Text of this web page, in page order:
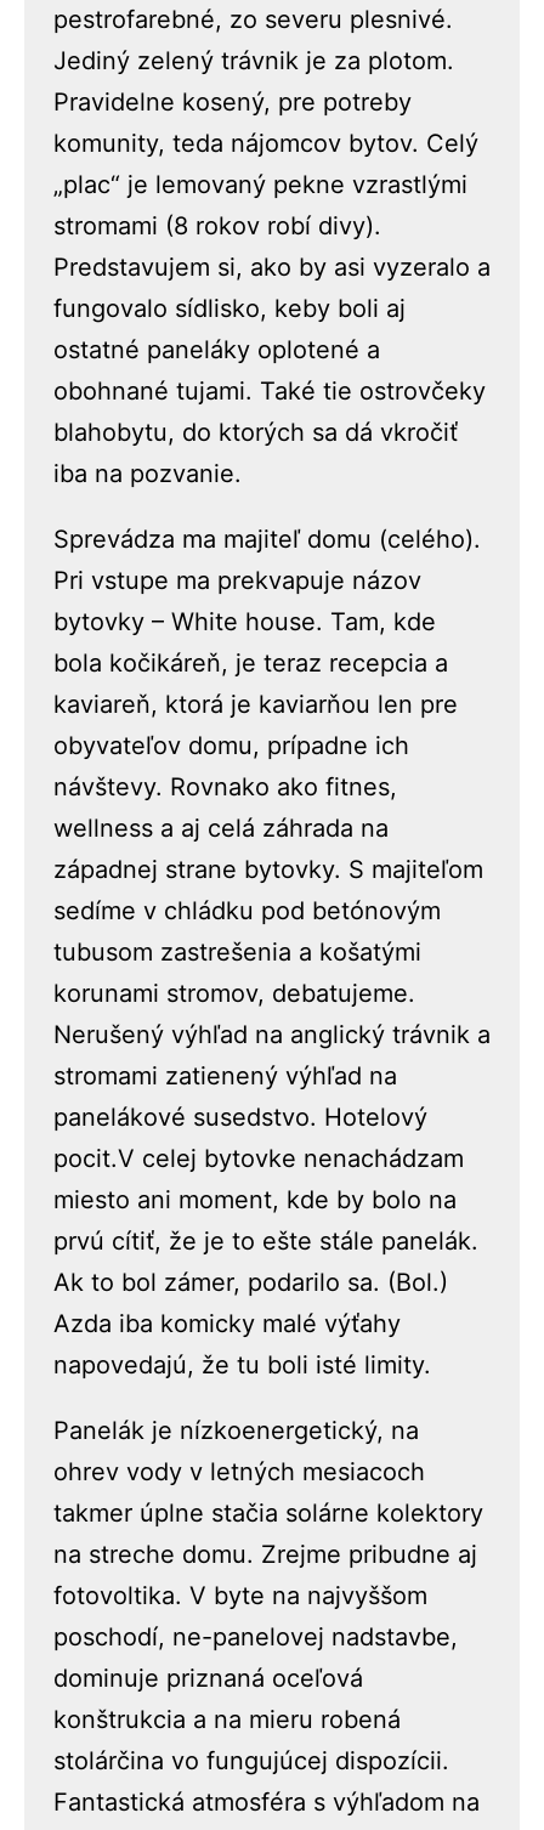
pestrofarebné, zo severu plesnivé.
Jediný zelený trávnik je za plotom.
Pravidelne kosený, pre potreby
komunity, teda nájomcov bytov. Celý
„plac“ je lemovaný pekne vzrastlými
stromami (8 rokov robí divy).
Predstavujem si, ako by asi vyzeralo a
fungovalo sídlisko, keby boli aj
ostatné paneláky oplotené a
obohnané tujami. Také tie ostrovčeky
blahobytu, do ktorých sa dá vkročiť
iba na pozvanie.
Sprevádza ma majiteľ domu (celého).
Pri vstupe ma prekvapuje názov
bytovky – White house. Tam, kde
bola kočikáreň, je teraz recepcia a
kaviareň, ktorá je kaviarňou len pre
obyvateľov domu, prípadne ich
návštevy. Rovnako ako fitnes,
wellness a aj celá záhrada na
západnej strane bytovky. S majiteľom
sedíme v chládku pod betónovým
tubusom zastrešenia a košatými
korunami stromov, debatujeme.
Nerušený výhľad na anglický trávnik a
stromami zatienený výhľad na
panelákové susedstvo. Hotelový
pocit.V celej bytovke nenachádzam
miesto ani moment, kde by bolo na
prvú cítiť, že je to ešte stále panelák.
Ak to bol zámer, podarilo sa. (Bol.)
Azda iba komicky malé výťahy
napovedajú, že tu boli isté limity.
Panelák je nízkoenergetický, na
ohrev vody v letných mesiacoch
takmer úplne stačia solárne kolektory
na streche domu. Zrejme pribudne aj
fotovoltika. V byte na najvyššom
poschodí, ne-panelovej nadstavbe,
dominuje priznaná oceľová
konštrukcia a na mieru robená
stolárčina vo fungujúcej dispozícii.
Fantastická atmosféra s výhľadom na